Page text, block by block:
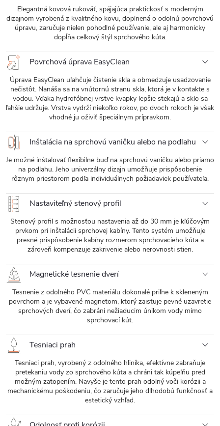
Elegantná kovová rukoväť, spájajúca praktickosť s moderným
dizajnom vyrobená z kvalitného kovu, doplnená o odolnú povrchovú
úpravu, zaručuje nielen pohodlné používanie, ale aj harmonicky
dopĺňa celkový štýl sprchového kúta.
Povrchová úprava EasyClean
Úprava EasyClean uľahčuje čistenie skla a obmedzuje usadzovanie
nečistôt. Nanáša sa na vnútornú stranu skla, ktorá je v kontakte s
vodou. Vďaka hydrofóbnej vrstve kvapky lepšie stekajú a sklo sa
ľahšie udržuje. Vrstva vydrží niekoľko rokov, po dvoch rokoch je však
vhodné ju oživiť špeciálnym prípravkom.
Inštalácia na sprchovú vaničku alebo na podlahu
Je možné inštalovať flexibilne buď na sprchovú vaničku alebo priamo
na podlahu. Jeho univerzálny dizajn umožňuje prispôsobenie
rôznym priestorom podľa individuálnych požiadaviek používateľa.
Nastaviteľný stenový profil
Stenový profil s možnosťou nastavenia až do 30 mm je kľúčovým
prvkom pri inštalácii sprchovej kabíny. Tento systém umožňuje
presné prispôsobenie kabíny rozmerom sprchovacieho kúta a
zároveň kompenzuje zakrivenie alebo nerovnosti stien.
Magnetické tesnenie dverí
Tesnenie z odolného PVC materiálu dokonalé priľne k skleneným
povrchom a je vybavené magnetom, ktorý zaisťuje pevné uzavretie
sprchových dverí, čo zabráni nežiaducim únikom vody mimo
sprchovací kút.
Tesniaci prah
Tesniaci prah, vyrobený z odolného hliníka, efektívne zabraňuje
pretekaniu vody zo sprchového kúta a chráni tak kúpeľňu pred
možným zatopením. Navyše je tento prah odolný voči korózii a
mechanickému poškodeniu, čo zaručuje jeho dlhodobú funkčnosť a
estetický vzhľad.